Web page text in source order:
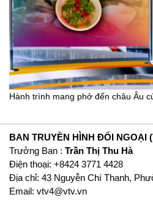
Hành trình mang phở đến châu Âu
BAN TRUYỀN HÌNH ĐỐI NGOẠI
Trưởng Ban : Trần Thị Thu Hà
Ðiện thoại: +8424 3771 4428
Địa chỉ: 43 Nguyễn Chí Thanh,
Email: vtv4@vtv.vn